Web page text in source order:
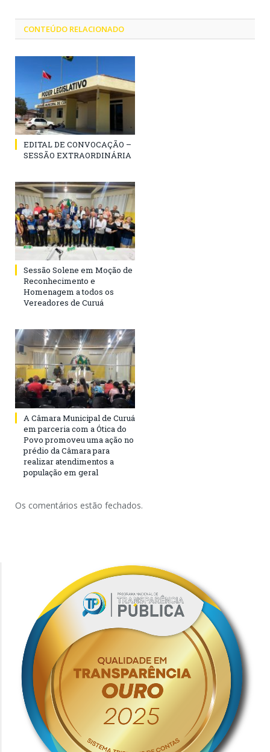
CONTEÚDO RELACIONADO
EDITAL DE CONVOCAÇÃO –
SESSÃO EXTRAORDINÁRIA
Sessão Solene em Moção de
Reconhecimento e
Homenagem a todos os
Vereadores de Curuá
A Câmara Municipal de Curuá
em parceria com a Ótica do
Povo promoveu uma ação no
prédio da Câmara para
realizar atendimentos a
população em geral
Os comentários estão fechados.